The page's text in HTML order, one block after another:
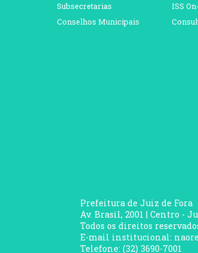
Subsecretarias
Conselhos Municipais
ISS
Prefeitura de Juiz de Fora
Av. Brasil, 2001 | Centro -
Todos os direitos
E-mail institucional:
Telefone: (32) 3690-7001